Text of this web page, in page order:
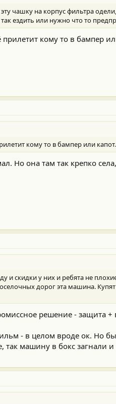
чашку на корпус фильтра
ездить или нужно что то
кому то в бампер
кому то в бампер или
Но она там так крепко
и скидки у них и ребята не
дорог эта машина.
решение - защита +
- в целом вроде ок. Но
так машину в бокс загнали